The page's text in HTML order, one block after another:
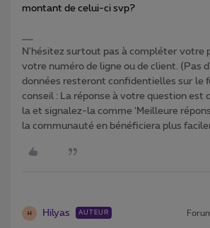
montant de celui-ci svp?
N'hésitez surtout pas à compléter votre
votre numéro de ligne ou de client. (Pas
données resteront confidentielles sur le
conseil : La réponse à votre question est
la et signalez-la comme ‘Meilleure
la communauté en bénéficiera plus
H Hilyas AUTEUR